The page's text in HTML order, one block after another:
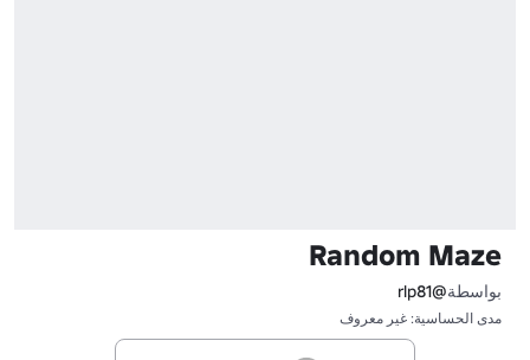
Random Maze
بواسطة@rlp81
مدى الحساسية: غير معروف